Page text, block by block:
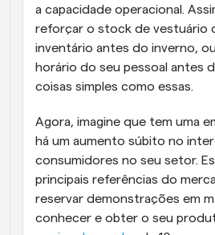
a capacidade operacional.
reforçar o stock de vestuário
inventário antes do inverno,
horário do seu pessoal antes
coisas simples como essas.
Agora, imagine que tem uma
há um aumento súbito no
consumidores no seu setor.
principais referências do
reservar demonstrações em